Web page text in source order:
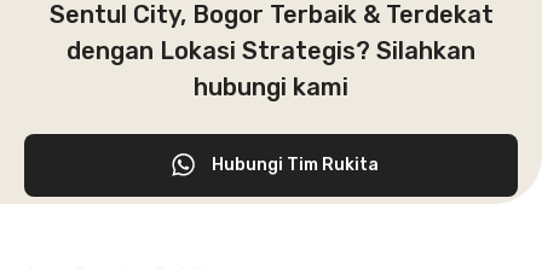
Sentul City, Bogor Terbaik & Terdekat
dengan Lokasi Strategis? Silahkan
hubungi kami
Hubungi Tim Rukita